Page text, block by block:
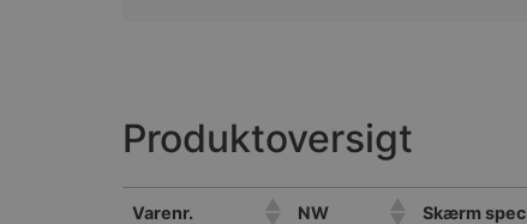
Produktoversigt
Varenr. NW Skærm